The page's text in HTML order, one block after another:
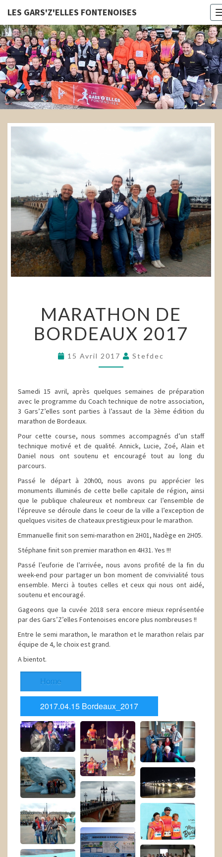
LES GARS'Z'ELLES FONTENOISES
LES
DE
BORDEAUX
2017
MARATHON DE
BORDEAUX 2017
15 Avril 2017 Stefdec
Samedi 15 avril, après quelques semaines de préparation
avec le programme du Coach technique de notre association,
3 Gars’Z’elles sont parties à l’assaut de la 3ème édition du
marathon de Bordeaux.
Pour cette course, nous sommes accompagnés d’un staff
technique motivé et de qualité. Annick, Lucie, Zoé, Alain et
Daniel nous ont soutenu et encouragé tout au long du
parcours.
Passé le départ à 20h00, nous avons pu apprécier les
monuments illuminés de cette belle capitale de région, ainsi
que le publique chaleureux et nombreux car l’ensemble de
l’épreuve se déroule dans le coeur de la ville a l’exception de
quelques visites de chateaux prestigieux pour le marathon.
Emmanuelle finit son semi-marathon en 2H01, Nadège en 2H05.
Stéphane finit son premier marathon en 4H31. Yes !!!
Passé l’euforie de l’arrivée, nous avons profité de la fin du
week-end pour partager un bon moment de convivialité tous
ensemble. Merci à toutes celles et ceux qui nous ont aidé,
soutenu et encouragé.
Gageons que la cuvée 2018 sera encore mieux représentée
par des Gars’Z’elles Fontenoises encore plus nombreuses !!
Entre le semi marathon, le marathon et le marathon relais par
équipe de 4, le choix est grand.
A bientot.
Home
2017.04.15 Bordeaux_2017